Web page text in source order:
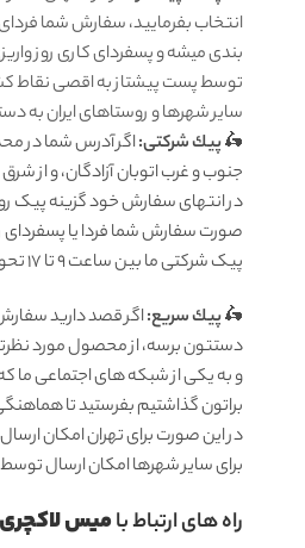
انتخاب بفرمایید، سفارش شما
بندی میشه و پسفردای کاری روز
توسط پست پیشتاز به اقصی نقاط
سایر شهرها و روستاهای ایران به
🛵پيك شرکتی:اگر آدرس شما در
جنوب و غرب اتوبان آزادگان، و از
در انتهای سفارش خود گزینه پیک رو
صورت سفارش شما فردا یا پسفردای
پیک شرکتی ما بين ساعت 9 تا 17 تحويل شما مى شود.
🛵پيك سریع:اگر قصد دارید
دستتون برسه، از محصول مورد
و به یکی از شبکه های اجتماعی ما
براتون گذاشتیم بفرستید تا
در این صورت برای تهران امکان
برای سایر شهرها امکان ارسال
راه های ارتباط بامیس